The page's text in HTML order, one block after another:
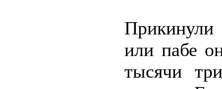
или пабе
тысячи